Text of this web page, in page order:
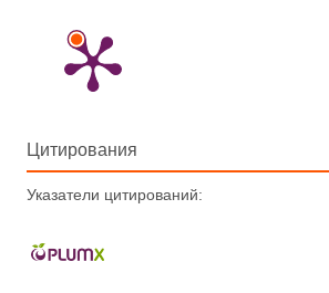
Цитирования
Указатели цитирований: